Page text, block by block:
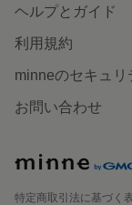
ヘルプとガイド
利用規約
minneのセキュリ
お問い合わせ
特定商取引法に基づく